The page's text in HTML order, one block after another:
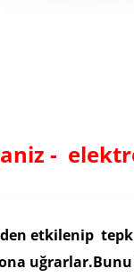
-
etkilenip